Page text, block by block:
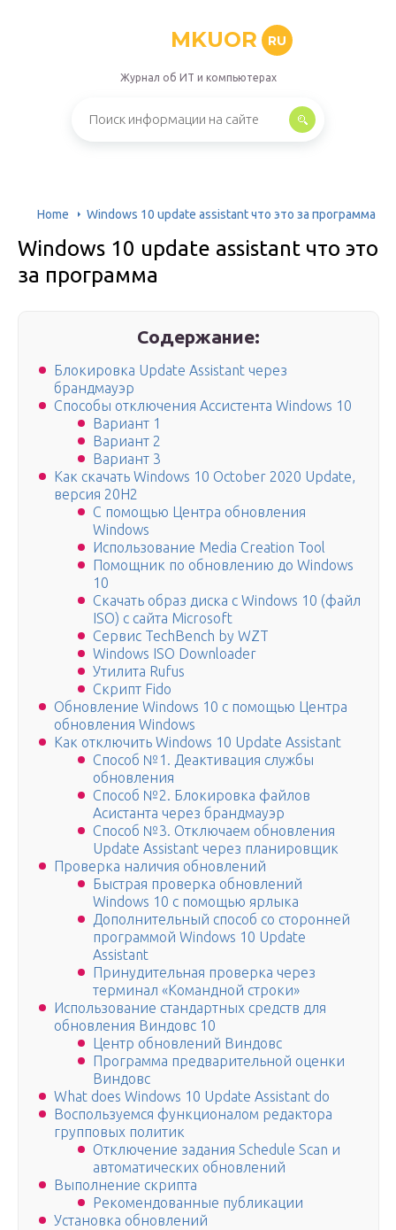
MKUOR RU
Журнал об ИТ и компьютерах
Home Windows 10 update assistant что это за программа
Windows 10 update assistant что это
за программа
Содержание:
Блокировка Update Assistant через
брандмауэр
Способы отключения Ассистента Windows 10
Вариант 1
Вариант 2
Вариант 3
Как скачать Windows 10 October 2020 Update,
версия 20H2
С помощью Центра обновления
Windows
Использование Media Creation Tool
Помощник по обновлению до Windows
10
Скачать образ диска с Windows 10 (файл
ISO) с сайта Microsoft
Сервис TechBench by WZT
Windows ISO Downloader
Утилита Rufus
Скрипт Fido
Обновление Windows 10 с помощью Центра
обновления Windows
Как отключить Windows 10 Update Assistant
Способ №1. Деактивация службы
обновления
Способ №2. Блокировка файлов
Асистанта через брандмауэр
Способ №3. Отключаем обновления
Update Assistant через планировщик
Проверка наличия обновлений
Быстрая проверка обновлений
Windows 10 с помощью ярлыка
Дополнительный способ со сторонней
программой Windows 10 Update
Assistant
Принудительная проверка через
терминал «Командной строки»
Использование стандартных средств для
обновления Виндовс 10
Центр обновлений Виндовс
Программа предварительной оценки
Виндовс
What does Windows 10 Update Assistant do
Воспользуемся функционалом редактора
групповых политик
Отключение задания Schedule Scan и
автоматических обновлений
Выполнение скрипта
Рекомендованные публикации
Установка обновлений